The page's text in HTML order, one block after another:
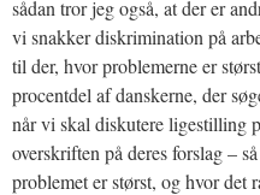
sådan tror jeg også, at der er
vi snakker diskrimination på
til der, hvor problemerne er
procentdel af danskerne, der
når vi skal diskutere ligestilling
overskriften på deres forslag –
problemet er størst, og hvor det